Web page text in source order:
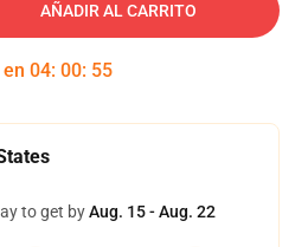
AÑADIR AL CARRITO
04: 00: 54
to get byAug. 15 - Aug. 22